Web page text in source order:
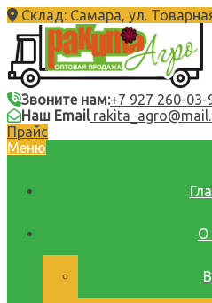
Склад: Самара, ул.
Звоните нам:+7 927 260-03-
Наш Email
Прайс
Меню
О